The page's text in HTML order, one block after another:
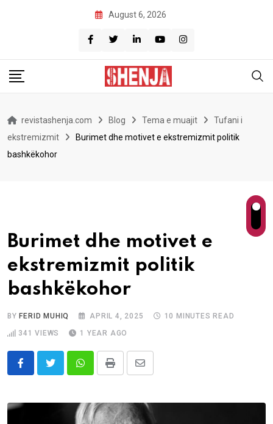
August 6, 2026
revistashenja.com Blog Tema e muajit
Tufani i
ekstremizmit
Burimet dhe motivet e ekstremizmit politik
bashkëkohor
Burimet dhe motivet e
ekstremizmit politik
bashkëkohor
BY FERID MUHIQ APRIL 4, 2025
10 MINUTES READ
341 VIEWS 1 YEAR AGO
WhatsappPrint
Share
Email